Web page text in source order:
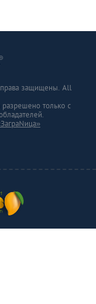
права защищены. All
только с